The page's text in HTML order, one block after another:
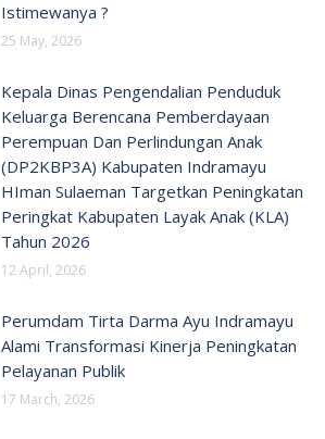
Istimewanya ?
25 May, 2026
Kepala Dinas Pengendalian Penduduk
Keluarga Berencana Pemberdayaan
Perempuan Dan Perlindungan Anak
(DP2KBP3A) Kabupaten Indramayu
HIman Sulaeman Targetkan Peningkatan
Peringkat Kabupaten Layak Anak (KLA)
Tahun 2026
12 April, 2026
Perumdam Tirta Darma Ayu Indramayu
Alami Transformasi Kinerja Peningkatan
Pelayanan Publik
17 March, 2026